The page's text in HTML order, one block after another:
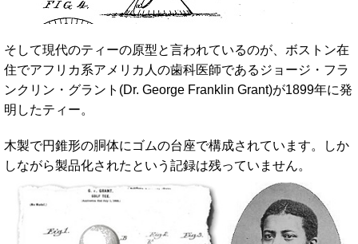
そして現代のティーの原型と言われているのが、ボストン在
住でアフリカ系アメリカ人の歯科医師であるジョージ・フラ
ンクリン・グラント(Dr. George Franklin Grant)が1899年に発
明したティー。
木製で円錐形の胴体にゴムの台座で構成されています。しか
しながら製品化されたという記録は残っていません。